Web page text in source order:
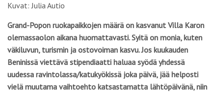
Kuvat: Julia Autio
Grand-Popon ruokapaikkojen määrä on kasvanut Villa Karon
olemassaolon aikana huomattavasti. Syitä on monia, kuten
väkiluvun, turismin ja ostovoiman kasvu. Jos kuukauden
Beninissä viettävä stipendiaatti haluaa syödä yhdessä
uudessa ravintolassa/katukyökissä joka päivä, jää helposti
vielä muutama vaihtoehto katsastamatta lähtöpäivänä, niin